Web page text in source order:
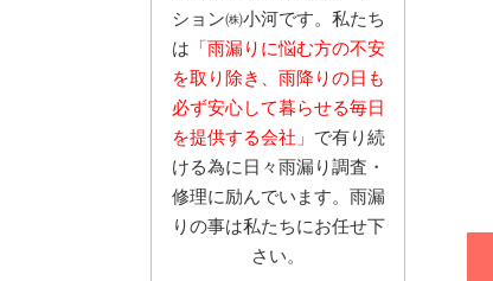
ション㈱小河です。私たち
は 「雨漏りに悩む方の不安
を取り除き、雨降りの日も
必ず安心して暮らせる毎日
を提供する会社」 で有り続
ける為に日々雨漏り調査・
修理に励んでいます。雨漏
りの事は私たちにお任せ下
さい。